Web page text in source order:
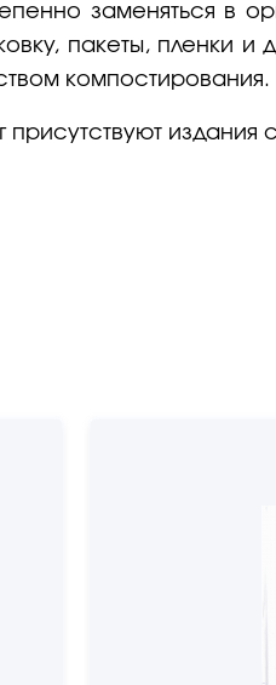
заменяться
пакеты, пленки
компостирования.